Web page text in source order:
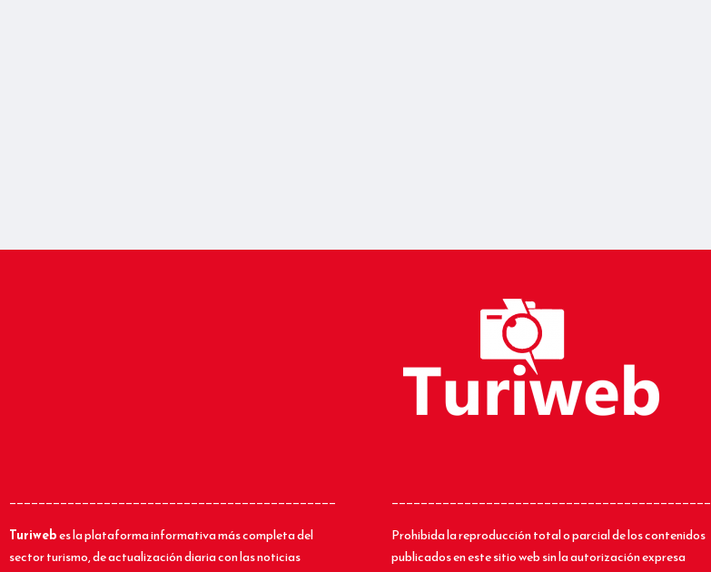
_____________________________________________
Turiwebes la plataforma informativa más completa del
sector turismo, de actualización diaria con las noticias
____________________________________________
Prohibida la reproducción total o parcial de los contenidos
publicados en este sitio web sin la autorización expresa